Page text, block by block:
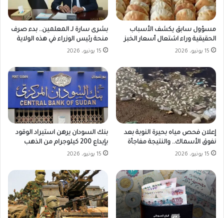
مسؤول سابق يكشف الأسباب
الحقيقية وراء اشتعال أسعار الخبز
15 يونيو، 2026
بشرى سارة لـ المعلمين.. بدء صرف
منحة رئيس الوزراء في هذه الولاية
15 يونيو، 2026
إعلان فحص مياه بحيرة النوبة بعد
نفوق الأسماك.. والنتيجة مفاجأة
15 يونيو، 2026
بنك السودان يرهن استيراد الوقود
بإيداع 200 كيلوجرام من الذهب
15 يونيو، 2026